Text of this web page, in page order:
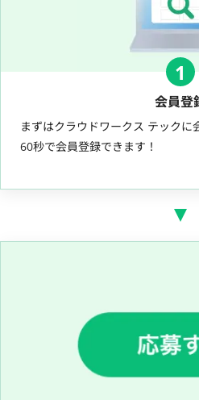
1
会員登
まずはクラウドワークス テックに
60秒で会員登録できます！